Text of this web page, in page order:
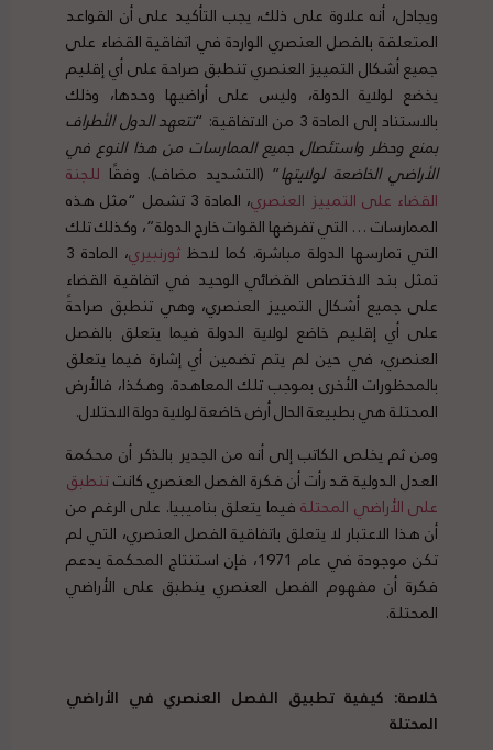
ويجادل، أنه علاوة على ذلك، يجب التأكيد على أن القواعد
المتعلقة بالفصل العنصري الواردة في اتفاقية القضاء على
جميع أشكال التمييز العنصري تنطبق صراحة على أي إقليم
يخضع لولاية الدولة، وليس على أراضيها وحدها، وذلك
بالاستناد إلى المادة 3 من الاتفاقية: “
تتعهد الدول الأطراف
بمنع وحظر واستئصال جميع الممارسات من هذا النوع في
الأراضي الخاضعة لولايتها” (التشديد مضاف). وفقًا للجنة
القضاء على التمييز العنصري
، المادة 3 تشمل “مثل هذه
الممارسات … التي تفرضها القوات خارج الدولة”، وكذلك تلك
التي تمارسها الدولة مباشرة. كما لاحظ ثورنبيري
، المادة 3
تمثل بند الاختصاص القضائي الوحيد في اتفاقية القضاء
على جميع أشكال التمييز العنصري، وهي تنطبق صراحةً
على أي إقليم خاضع لولاية الدولة فيما يتعلق بالفصل
العنصري، في حين لم يتم تضمين أي إشارة فيما يتعلق
بالمحظورات الأخرى بموجب تلك المعاهدة. وهكذا، فالأرض
المحتلة هي بطبيعة الحال أرض خاضعة لولاية دولة الاحتلال.
ومن ثم يخلص الكاتب إلى أنه من الجدير بالذكر أن محكمة
العدل الدولية قد رأت أن فكرة الفصل العنصري كانتتنطبق
على الأراضي المحتلةفيما يتعلق بناميبيا. على الرغم من
أن هذا الاعتبار لا يتعلق باتفاقية الفصل العنصري، التي لم
تكن موجودة في عام 1971، فإن استنتاج المحكمة يدعم
فكرة أن مفهوم الفصل العنصري ينطبق على الأراضي
المحتلة.
خلاصة: كيفية تطبيق الفصل العنصري في الأراضي
المحتلة